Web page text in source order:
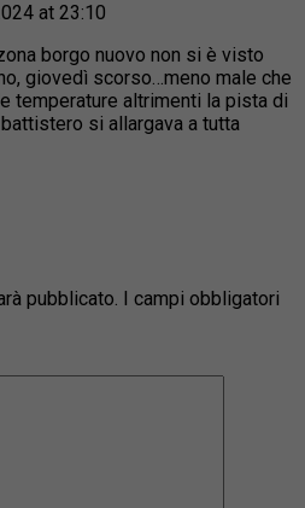
at 23:10
borgo nuovo non si è visto
giovedì scorso…meno male che
temperature altrimenti la pista di
si allargava a tutta
pubblicato. I campi obbligatori